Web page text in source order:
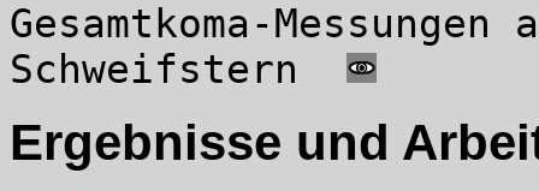
Gesamtkoma-
Schweifstern
Ergebnisse und